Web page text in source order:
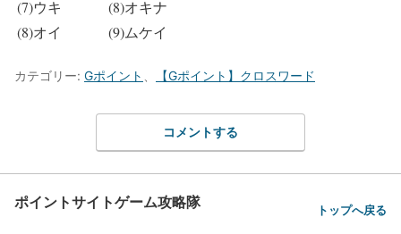
(7)ウキ
(8)オイ
(8)オキナ
(9)ムケイ
カテゴリー: Gポイント 【Gポイント】クロスワード
コメントする
ポイントサイトゲーム攻略隊 トップへ戻る